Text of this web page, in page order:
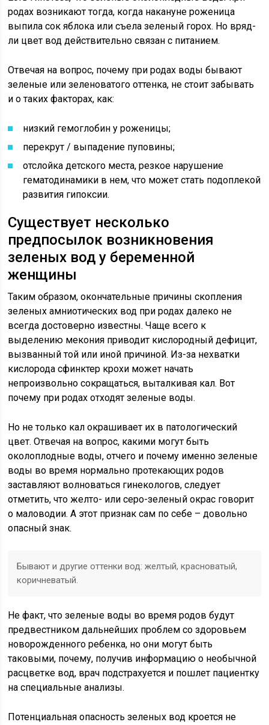
родах возникают тогда, когда накануне роженица
выпила сок яблока или съела зеленый горох. Но вряд-
ли цвет вод действительно связан с питанием.
Отвечая на вопрос, почему при родах воды бывают
зеленые или зеленоватого оттенка, не стоит забывать
и о таких факторах, как:
низкий гемоглобин у роженицы;
перекрут / выпадение пуповины;
отслойка детского места, резкое нарушение
гематодинамики в нем, что может стать подоплекой
развития гипоксии.
Существует несколько
предпосылок возникновения
зеленых вод у беременной
женщины
Таким образом, окончательные причины скопления
зеленых амниотических вод при родах далеко не
всегда достоверно известны. Чаще всего к
выделению мекония приводит кислородный дефицит,
вызванный той или иной причиной. Из-за нехватки
кислорода сфинктер крохи может начать
непроизвольно сокращаться, выталкивая кал. Вот
почему при родах отходят зеленые воды.
Но не только кал окрашивает их в патологический
цвет. Отвечая на вопрос, какими могут быть
околоплодные воды, отчего и почему именно зеленые
воды во время нормально протекающих родов
заставляют волноваться гинекологов, следует
отметить, что желто- или серо-зеленый окрас говорит
о маловодии. А этот признак сам по себе – довольно
опасный знак.
Бывают и другие оттенки вод: желтый, красноватый,
коричневатый.
Не факт, что зеленые воды во время родов будут
предвестником дальнейших проблем со здоровьем
новорожденного ребенка, но они могут быть
таковыми, почему, получив информацию о необычной
расцветке вод, врач подстрахуется и пошлет пациентку
на специальные анализы.
Потенциальная опасность зеленых вод кроется не